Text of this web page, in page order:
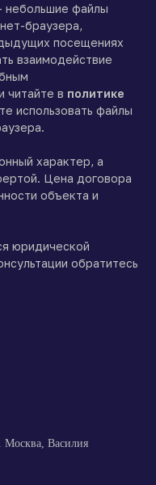
небольшие файлы
браузера,
посещениях
взаимодействие
читайте в политике
использовать файлы
характер, а
Цена договора
объекта и
юридической
обратитесь
Москва, Василия